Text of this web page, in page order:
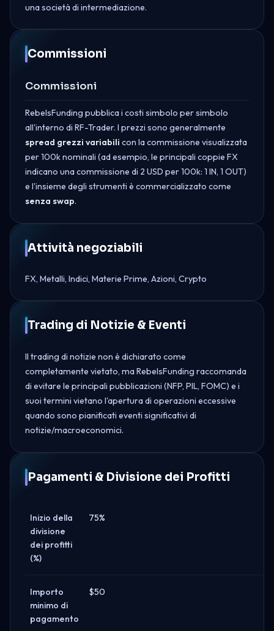
una società di intermediazione.
Commissioni
Commissioni
RebelsFunding pubblica i costi simbolo per simbolo
all'interno di RF-Trader. I prezzi sono generalmente
spread grezzi variabili con la commissione visualizzata
per 100k nominali (ad esempio, le principali coppie FX
indicano una commissione di 2 USD per 100k: 1 IN, 1 OUT)
e l'insieme degli strumenti è commercializzato come
senza swap.
Attività negoziabili
FX, Metalli, Indici, Materie Prime, Azioni, Crypto
Trading di Notizie & Eventi
Il trading di notizie non è dichiarato come
completamente vietato, ma RebelsFunding raccomanda
di evitare le principali pubblicazioni (NFP, PIL, FOMC) e i
suoi termini vietano l'apertura di operazioni eccessive
quando sono pianificati eventi significativi di
notizie/macroeconomici.
Pagamenti & Divisione dei Profitti
Inizio della
divisione
dei profitti
(%)
75%
Importo
minimo di
pagamento
$50